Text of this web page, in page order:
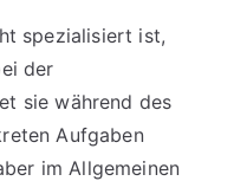
spezialisiert ist,
der
sie während des
Aufgaben
im Allgemeinen